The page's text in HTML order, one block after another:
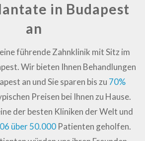
in Budapest
an
führende Zahnklinik mit Sitz im
Wir bieten Ihnen Behandlungen
an und Sie sparen bis zu 70%
Preisen bei Ihnen zu Hause.
der besten Kliniken der Welt und
über 50.000Patienten geholfen.